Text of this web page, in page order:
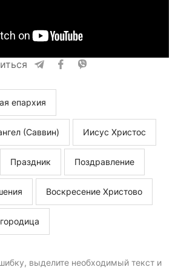
епархия
(Саввин) Иисус Христос
Праздник Поздравление
Воскресение Христово
выделите необходимый текст и